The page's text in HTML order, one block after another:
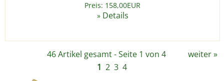
Preis: 158,00EUR
» Details
46 Artikel gesamt - Seite 1 von 4 weiter»
1 2 3 4